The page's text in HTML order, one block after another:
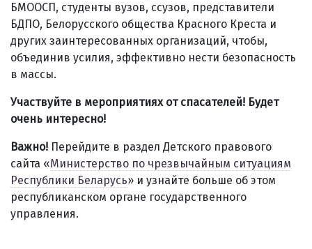
БМООСП, студенты вузов, ссузов, представители
БДПО, Белорусского общества Красного Креста и
других заинтересованных организаций, чтобы,
объединив усилия, эффективно нести безопасность
в массы.
Участвуйте в мероприятиях от спасателей! Будет
очень интересно!
Важно! Перейдите в раздел Детского правового
сайта «Министерство по чрезвычайным ситуациям
Республики Беларусь» и узнайте больше об этом
республиканском органе государственного
управления.